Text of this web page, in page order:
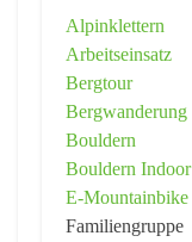
Alpinklettern
Arbeitseinsatz
Bergtour
Bergwanderung
Bouldern
Bouldern Indoor
E-Mountainbike
Familiengruppe